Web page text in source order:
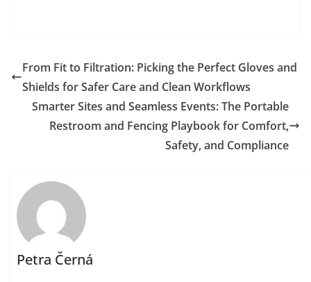
From Fit to Filtration: Picking the Perfect Gloves and
Shields for Safer Care and Clean Workflows
Smarter Sites and Seamless Events: The Portable
Restroom and Fencing Playbook for Comfort,
Safety, and Compliance
Petra Černá